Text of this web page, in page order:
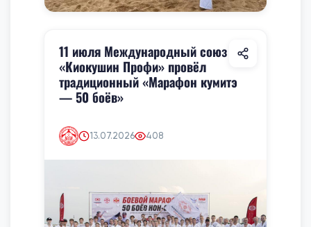
11 июля Международный союз
«Киокушин Профи» провёл
традиционный «Марафон кумитэ
— 50 боёв»
13.07.2026 408